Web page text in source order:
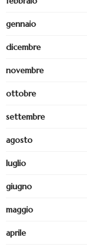
gennaio
dicembre
novembre
ottobre
settembre
agosto
luglio
giugno
maggio
aprile